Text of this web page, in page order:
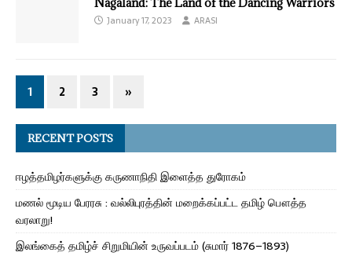
January 17, 2023 ARASI
1 2 3 »
RECENT POSTS
ஈழத்தமிழர்களுக்கு கருணாநிதி இளைத்த துரோகம்
மணல் மூடிய பேரரசு : வல்லிபுரத்தின் மறைக்கப்பட்ட தமிழ் பௌத்த
வரலாறு!
இலங்கைத் தமிழ்ச் சிறுமியின் உருவப்படம் (சுமார் 1876–1893)